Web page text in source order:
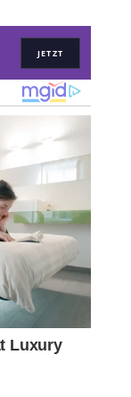
JETZT